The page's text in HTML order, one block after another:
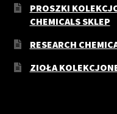
PROSZKI
CHEMICALS SKLEP
RESEARCH
ZIOŁA